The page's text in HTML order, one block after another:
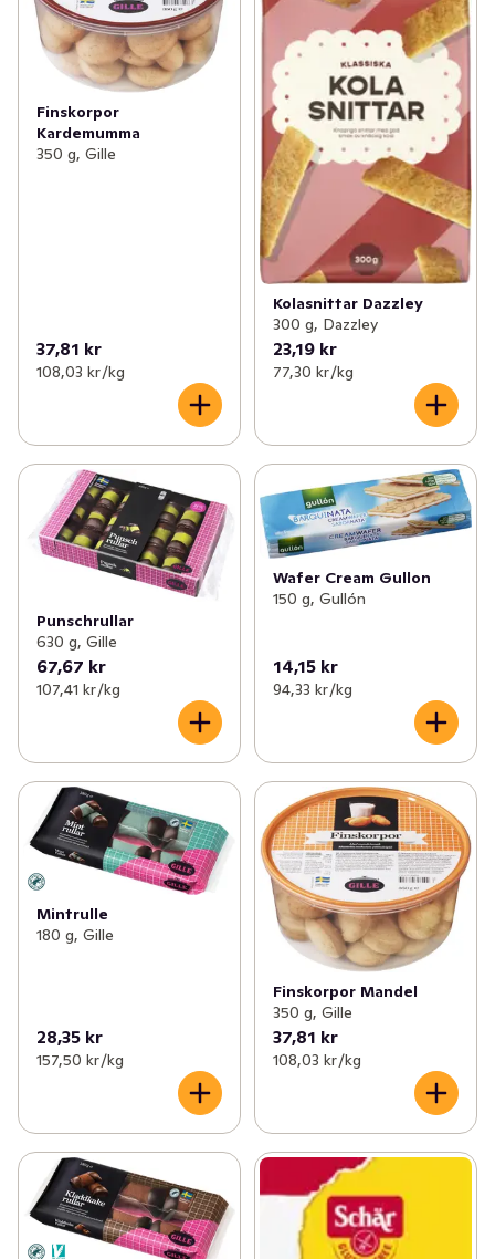
Finskorpor
Kardemumma
350 g, Gille
37,81 kr
108,03 kr /kg
Kolasnittar Dazzley
300 g, Dazzley
23,19 kr
77,30 kr /kg
Punschrullar
630 g, Gille
67,67 kr
107,41 kr /kg
Wafer Cream Gullon
150 g, Gullón
14,15 kr
94,33 kr /kg
Mintrulle
180 g, Gille
28,35 kr
157,50 kr /kg
Finskorpor Mandel
350 g, Gille
37,81 kr
108,03 kr /kg